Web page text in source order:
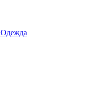
Одежда